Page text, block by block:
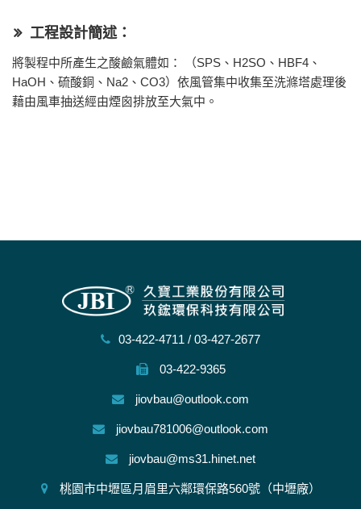
工程設計簡述：
將製程中所產生之酸鹼氣體如： （SPS、H2SO、HBF4、
HaOH、硫酸銅、Na2、CO3）依風管集中收集至洗滌塔處理後
藉由風車抽送經由煙囪排放至大氣中。
03-422-4711 / 03-427-2677
03-422-9365
jiovbau@outlook.com
jiovbau781006@outlook.com
jiovbau@ms31.hinet.net
桃園市中壢區月眉里六鄰環保路560號（中壢廠）